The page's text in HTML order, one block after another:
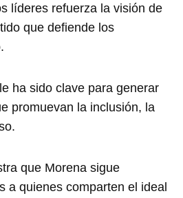
líderes refuerza la visión de
que defiende los
ha sido clave para generar
promuevan la inclusión, la
que Morena sigue
a quienes comparten el ideal